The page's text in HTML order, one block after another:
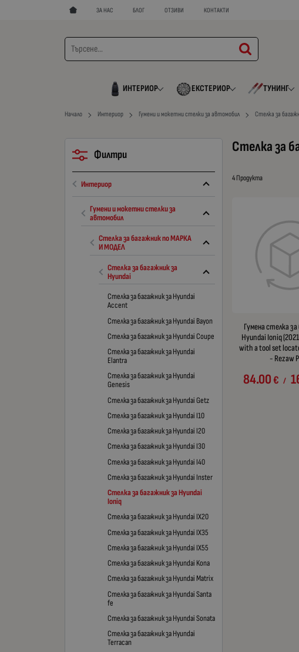
ЗА НАС БЛОГ ОТЗИВИ КОНТАКТИ
ИНТЕРИОР ЕКСТЕРИОР ТУНИНГ
Начало Интериор Гумени и мокетни стелки за автомобил Стелка за
Стелка за
4 Продукта
Гумена стелка
Hyundai Ioniq
with a tool set
- Rezaw
84.00€ /
Филтри
Интериор
Гумени и мокетни стелки за
автомобил
Стелка за багажник по МАРКА
И МОДЕЛ
Стелка за багажник за
Hyundai
Стелка за багажник за Hyundai
Accent
Стелка за багажник за Hyundai Bayon
Стелка за багажник за Hyundai Coupe
Стелка за багажник за Hyundai
Elantra
Стелка за багажник за Hyundai
Genesis
Стелка за багажник за Hyundai Getz
Стелка за багажник за Hyundai I10
Стелка за багажник за Hyundai I20
Стелка за багажник за Hyundai I30
Стелка за багажник за Hyundai I40
Стелка за багажник за Hyundai Inster
Стелка за багажник за Hyundai
Ioniq
Стелка за багажник за Hyundai IX20
Стелка за багажник за Hyundai IX35
Стелка за багажник за Hyundai IX55
Стелка за багажник за Hyundai Kona
Стелка за багажник за Hyundai Matrix
Стелка за багажник за Hyundai Santa
fe
Стелка за багажник за Hyundai Sonata
Стелка за багажник за Hyundai
Terracan